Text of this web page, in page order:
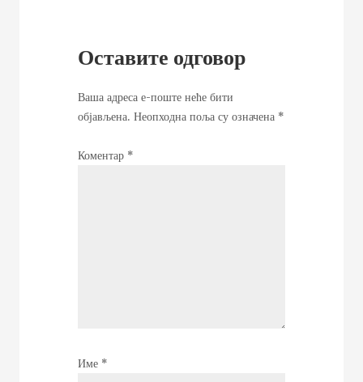
Оставите одговор
Ваша адреса е-поште неће бити
објављена. Неопходна поља су означена *
Коментар *
Име *